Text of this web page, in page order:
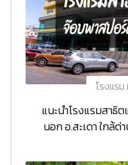
โรงแร
แนะนำโรงแรมสาธิ
นอก อ.สะเดา ใกล้ด่